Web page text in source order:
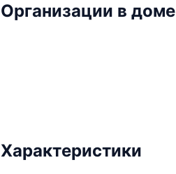
Организации в доме
Характеристики